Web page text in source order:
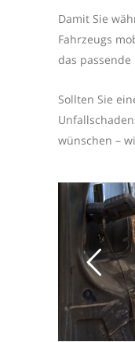
Damit Sie
Fahrzeugs
das
Sollten Sie
wünschen –